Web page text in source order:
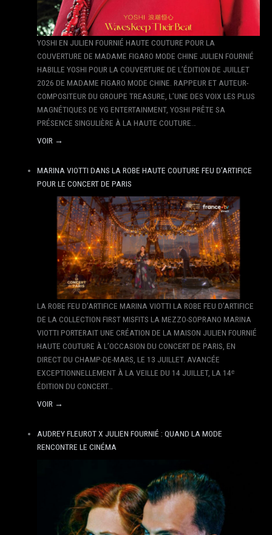
YOSHI EN JULIEN FOURNIÉ HAUTE COUTURE POUR LA
COUVERTURE DE MADAME FIGARO MODE CHINE JULIEN FOURNIÉ
HABILLE YOSHI POUR LA COUVERTURE DE L’ÉDITION DE JUILLET
2026 DE MADAME FIGARO MODE CHINE. RAPPEUR ET AUTEUR-
COMPOSITEUR DU GROUPE TREASURE, L’UNE DES VOIX LES PLUS
MAGNÉTIQUES DE YG ENTERTAINMENT, YOSHI PRÊTE SA
PRÉSENCE SINGULIÈRE À LA HAUTE COUTURE…
VOIR →
MARINA VIOTTI DANS LA ROBE HAUTE COUTURE FEU D’ARTIFICE
POUR LE CONCERT DE PARIS
LA ROBE FEU D’ARTIFICE MARINA VIOTTI LA ROBE FEU D’ARTIFICE
DE LA COLLECTION FIRST MISFITS LA MEZZO-SOPRANO MARINA
VIOTTI PORTERAIT UNE CRÉATION DE LA MAISON JULIEN FOURNIÉ
HAUTE COUTURE À L’OCCASION DU CONCERT DE PARIS, EN
DIRECT DU CHAMP-DE-MARS, LE 13 JUILLET. AVANCÉE
EXCEPTIONNELLEMENT À LA VEILLE DU 14 JUILLET, LA 14ᵉ
ÉDITION DU CONCERT…
VOIR →
AUDREY FLEUROT X JULIEN FOURNIÉ : QUAND LA MODE
RENCONTRE LE CINÉMA